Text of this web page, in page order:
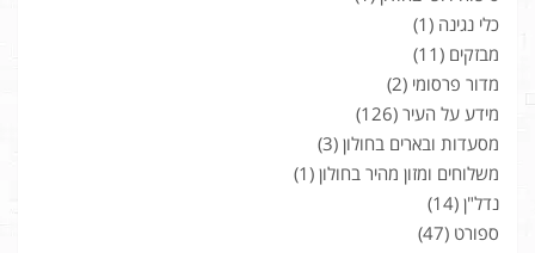
כלי נגינה (1)
מבזקים (11)
מדור פרסומי (2)
מידע על העיר (126)
מסעדות ובארים בחולון (3)
משלוחים ומזון מהיר בחולון (1)
נדל"ן (14)
ספורט (47)